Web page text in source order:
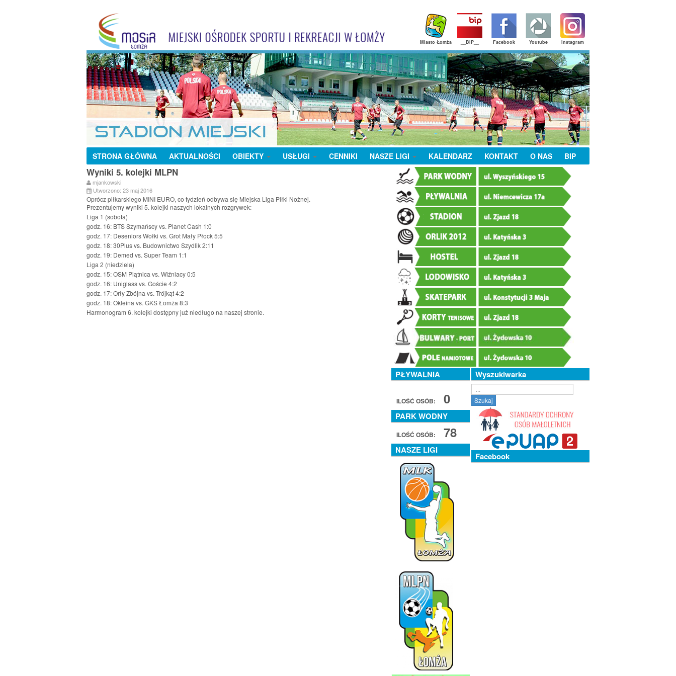
Instagram
Youtube
Facebook
__BIP__
Miasto Łomża
STRONA GŁÓWNA AKTUALNOŚCI OBIEKTY USŁUGI CENNIKI NASZE LIGI KALENDARZ KONTAKT O NAS BIP
Wyniki 5. kolejki MLPN
mjankowski
Utworzono: 23 maj 2016
Oprócz piłkarskiego MINI EURO, co tydzień odbywa się Miejska Liga Piłki Nożnej.
Prezentujemy wyniki 5. kolejki naszych lokalnych rozgrywek:
Liga 1 (sobota)
godz. 16: BTS Szymańscy vs. Planet Cash 1:0
godz. 17: Deseniors Wołki vs. Grot Mały Płock 5:5
godz. 18: 30Plus vs. Budownictwo Szydlik 2:11
godz. 19: Demed vs. Super Team 1:1
Liga 2 (niedziela)
godz. 15: OSM Piątnica vs. Wiźniacy 0:5
godz. 16: Uniglass vs. Goście 4:2
godz. 17: Orły Zbójna vs. Trójkąt 4:2
godz. 18: Okleina vs. GKS Łomża 8:3
Harmonogram 6. kolejki dostępny już niedługo na naszej stronie.
PŁYWALNIA
ILOŚĆ OSÓB: 0
PARK WODNY
ILOŚĆ OSÓB: 78
NASZE LIGI
Wyszukiwarka
Szukaj
Facebook